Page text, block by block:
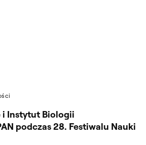
i Instytut Biologii
podczas 28. Festiwalu Nauki